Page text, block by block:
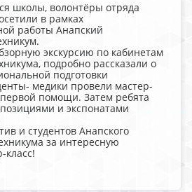
школы, волонтёры отряда
в рамках
работы Анапский
экскурсию по кабинетам
подробно рассказали о
подготовки
медики провели мастер-
помощи. Затем ребята
и экспонатами
и студентов Анапского
за интересную
класс!